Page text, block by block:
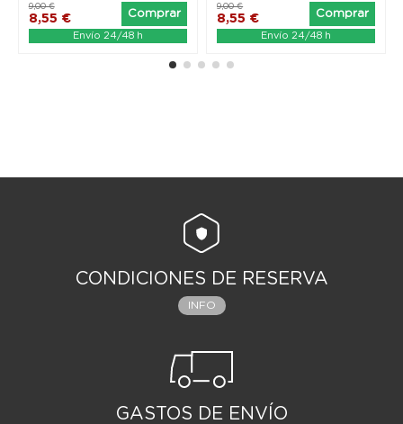
8,55 €
9,00 €
Comprar
Envío 24/48 h
8,55 €
9,00 €
Comprar
Envío 24/48 h
CONDICIONES DE RESERVA
INFO
GASTOS DE ENVÍO